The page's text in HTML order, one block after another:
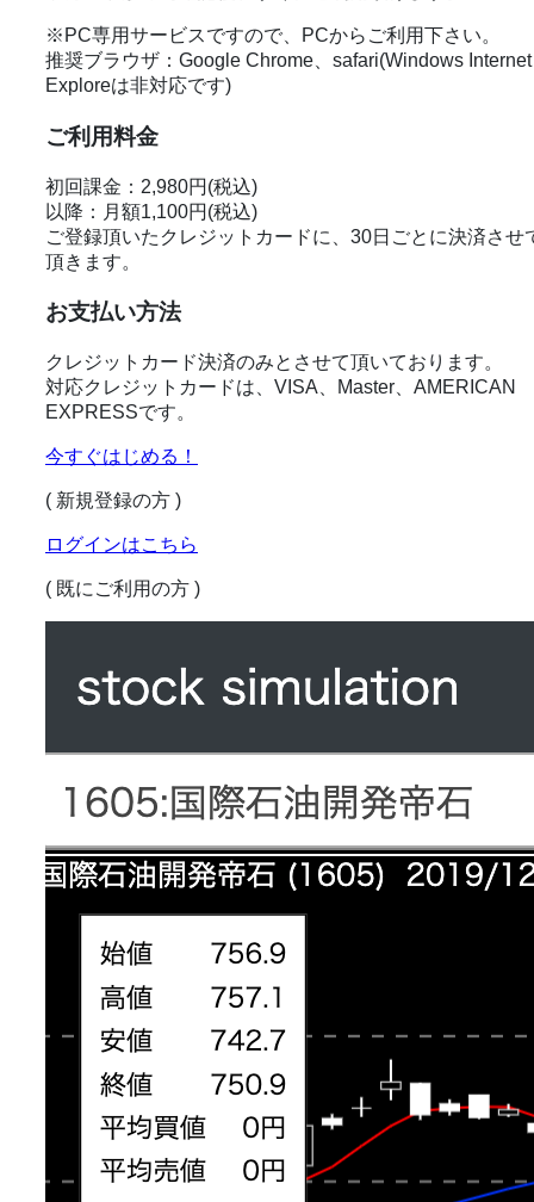
※PC専用サービスですので、PCからご利用下さい。
推奨ブラウザ：Google Chrome、safari(Windows Internet
Exploreは非対応です)
ご利用料金
初回課金：2,980円(税込)
以降：月額1,100円(税込)
ご登録頂いたクレジットカードに、30日ごとに決済させ
頂きます。
お支払い方法
クレジットカード決済のみとさせて頂いております。
対応クレジットカードは、VISA、Master、AMERICAN
EXPRESSです。
今すぐはじめる！
( 新規登録の方 )
ログインはこちら
( 既にご利用の方 )